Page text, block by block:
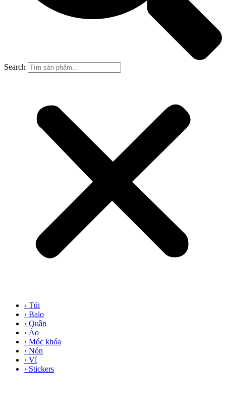
Search
› Túi
› Balo
› Quần
› Áo
› Móc khóa
› Nón
› Ví
› Stickers